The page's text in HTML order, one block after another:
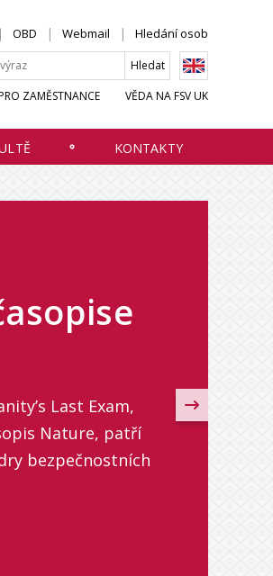
OBD Webmail Hledání osob
ZAMĚSTNANCE VĚDA NA FSV UK
KONTAKTY
Last Exam,
Nature, patří
bezpečnostních